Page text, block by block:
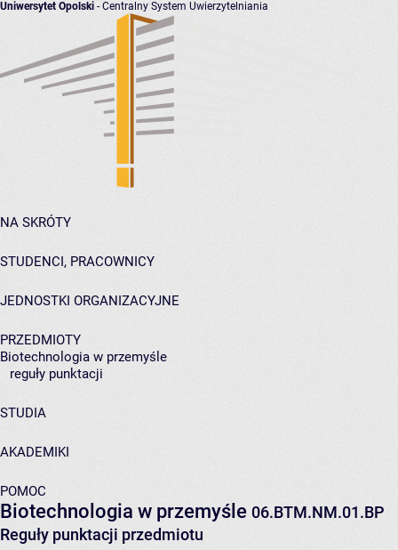
Uniwersytet Opolski - Centralny System Uwierzytelniania
NA SKRÓTY
STUDENCI, PRACOWNICY
JEDNOSTKI ORGANIZACYJNE
PRZEDMIOTY
Biotechnologia w przemyśle
reguły punktacji
STUDIA
AKADEMIKI
POMOC
Biotechnologia w przemyśle 06.BTM.NM.01.BP
Reguły punktacji przedmiotu